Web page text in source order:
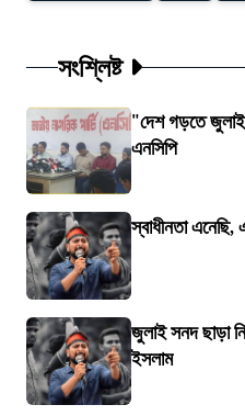
সংশ্লিষ্ট
"দেশ গড়তে জুলাই
এনসিপি
স্বাধীনতা
জুলাই সনদ ছাড়া
ইসলাম